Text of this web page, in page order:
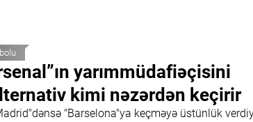
yarımmüdafiəçisini
kimi nəzərdən keçirir
"Barselona"ya keçməyə üstünlük